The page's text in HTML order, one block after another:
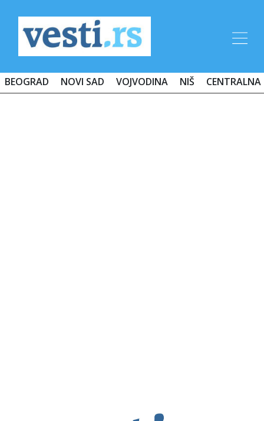
BEOGRAD NOVI SAD VOJVODINA NIŠ CENTRALNA